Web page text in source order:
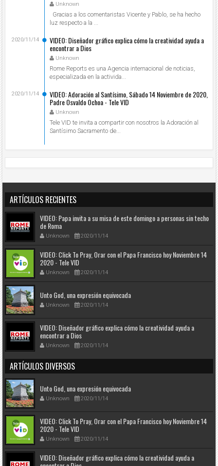
Unknown
Gracias a los comentaristas Vicente y Pablo, se ha hecho
luz respecto a la ...
VIDEO: Diseñador gráfico explica cómo la creatividad ayuda a
encontrar a Dios
Unknown
2020/11/14
Rome Reports es una Agencia internacional de noticias,
especializada en la activida...
VIDEO: Adoración al Santísimo, Sábado 14 Noviembre de 2020,
Padre Osvaldo Ochoa - Tele VID
Unknown
2020/11/14
Tele VID te invita a compartir con nosotros la Adoración al
Santísimo Sacramento de...
ARTÍCULOS RECIENTES
VIDEO: Papa invita a su misa de este domingo a personas sin techo
de Roma
Unknown 2020/11/14
VIDEO: Click To Pray, Orar con el Papa Francisco hoy Noviembre 14
2020 - Tele VID
Unknown 2020/11/14
Unto God, una expresión equivocada
Unknown 2020/11/14
VIDEO: Diseñador gráfico explica cómo la creatividad ayuda a
encontrar a Dios
Unknown 2020/11/14
ARTÍCULOS DIVERSOS
Unto God, una expresión equivocada
Unknown 2020/11/14
VIDEO: Click To Pray, Orar con el Papa Francisco hoy Noviembre 14
2020 - Tele VID
Unknown 2020/11/14
VIDEO: Diseñador gráfico explica cómo la creatividad ayuda a